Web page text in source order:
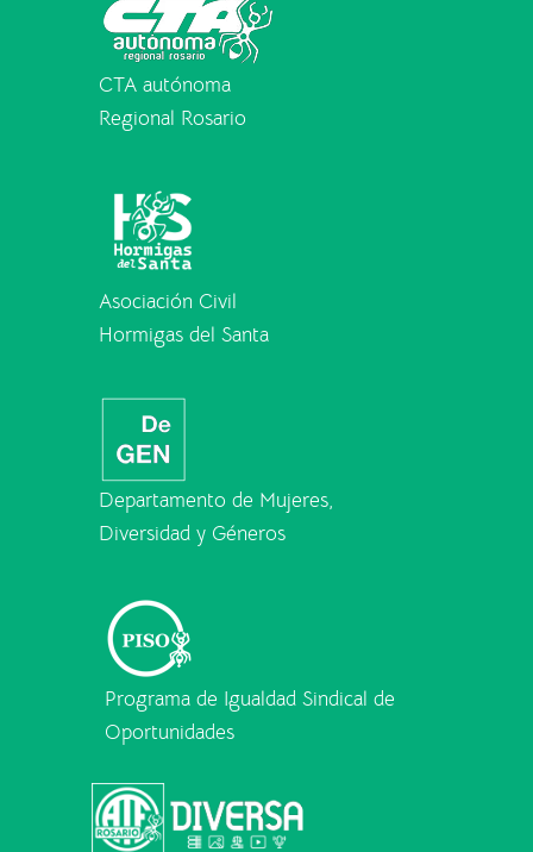
CTA autónoma
Regional Rosario
Asociación Civil
Hormigas del Santa
Departamento de Mujeres,
Diversidad y Géneros
Programa de Igualdad Sindical de
Oportunidades